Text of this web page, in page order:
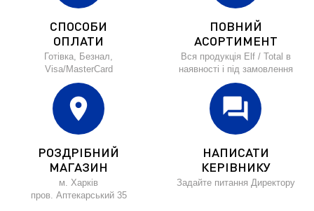
СПОСОБИ
ОПЛАТИ
Готівка, Безнал,
Visa/MasterCard
ПОВНИЙ
АСОРТИМЕНТ
Вся продукція Elf / Total в
наявності і під замовлення
location_on
РОЗДРІБНИЙ
МАГАЗИН
м. Харків
пров. Аптекарський 35
forum
НАПИСАТИ
КЕРІВНИКУ
Задайте питання Директору